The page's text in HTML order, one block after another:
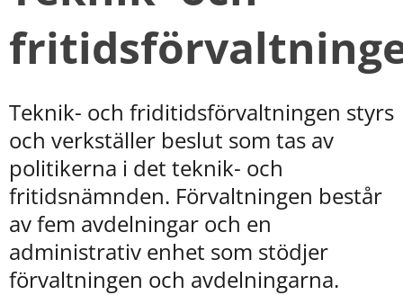
Teknik- och friditidsförvaltningen styrs
och verkställer beslut som tas av
politikerna i det teknik- och
fritidsnämnden. Förvaltningen består
av fem avdelningar och en
administrativ enhet som stödjer
förvaltningen och avdelningarna.
Hur
vi
göra
informationen
bättre
för
dig?
Webbadress
till
sidan
bifogas